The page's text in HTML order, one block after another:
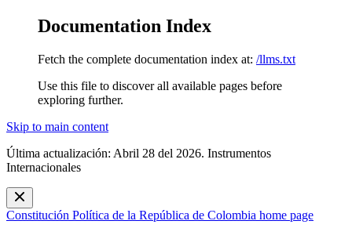
Documentation Index
Fetch the complete documentation index at: /llms.txt
Use this file to discover all available pages before
exploring further.
Skip to main content
Última actualización: Abril 28 del 2026. Instrumentos
Internacionales
Constitución Política de la República de Colombia home page